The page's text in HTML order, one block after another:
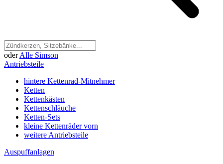
oder Alle Simson
Antriebsteile
hintere Kettenrad-Mitnehmer
Ketten
Kettenkästen
Kettenschläuche
Ketten-Sets
kleine Kettenräder vorn
weitere Antriebsteile
Auspuffanlagen